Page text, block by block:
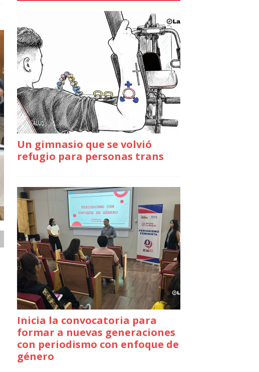
Un gimnasio que se volvió
refugio para personas trans
Inicia la convocatoria para
formar a nuevas generaciones
con periodismo con enfoque de
género